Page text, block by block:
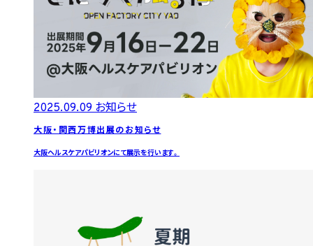
2025.09.09 お知らせ
大阪・関西万博出展のお知らせ
大阪ヘルスケアパビリオンにて展示を行います。